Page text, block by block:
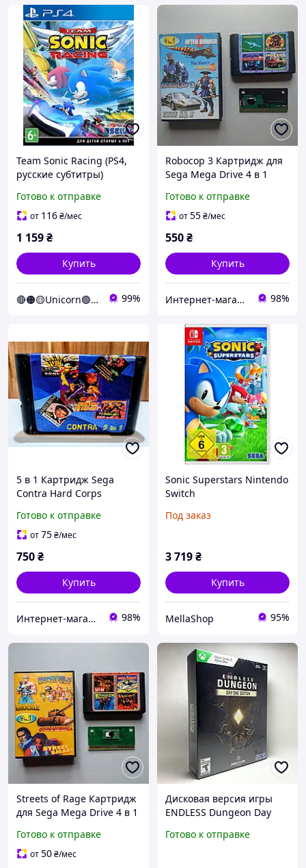
Team Sonic Racing (PS4,
русские субтитры)
Готово к отправке
от 116₴/мес
1 159₴
Купить
🔴🟠🟡Unicorn🟢🔵🟣 99%
Robocop 3 Картридж для
Sega Mega Drive 4 в 1
рабочий
Готово к отправке
от55₴/мес
550₴
Купить
Интернет-магазин «SPORT MAN» 98%
5 в 1 Картридж Sega
Contra Hard Corps
работает
Готово к отправке
от75₴/мес
750₴
Купить
Интернет-магазин «SPORT MAN» 98%
Sonic Superstars Nintendo
Switch
Под заказ
3 719₴
Купить
MellaShop 95%
Streets of Rage Картридж
для Sega Mega Drive 4 в 1
рабочий
Готово к отправке
от50₴/мес
Дисковая версия игры
ENDLESS Dungeon Day
Готово к отправке